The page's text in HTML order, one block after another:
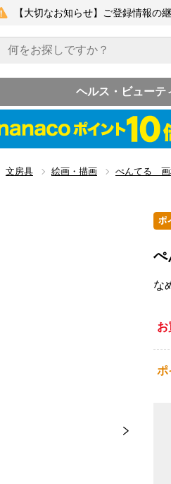
【大切なお知らせ】ご登録情報の
ヘルス・ビューテ
文房具 絵画・描画 ぺんてる
な
お
ポ